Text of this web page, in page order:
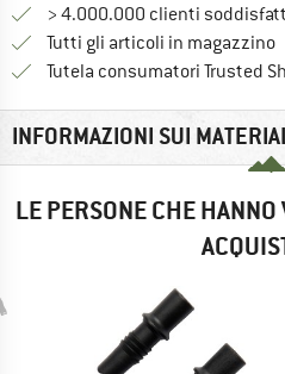
> 4.000.000 clienti
Tutti gli articoli in magazzino
Tutela consumatori Trusted
INFORMAZIONI SUI
LE PERSONE CHE